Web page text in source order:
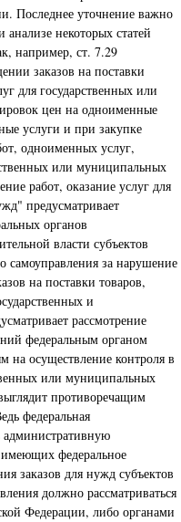
Последнее уточнение важно
некоторых статей
например, ст. 7.29
заказов на поставки
для государственных или
цен на одноименные
услуги и при закупке
одноименных услуг,
или муниципальных
работ, оказание услуг для
предусматривает
органов
власти субъектов
самоуправления за нарушение
на поставки товаров,
и
рассмотрение
федеральным органом
на осуществление контроля в
или муниципальных
противоречащим
федеральная
административную
федеральное
заказов для нужд субъектов
должно рассматриваться
Федерации, либо органами